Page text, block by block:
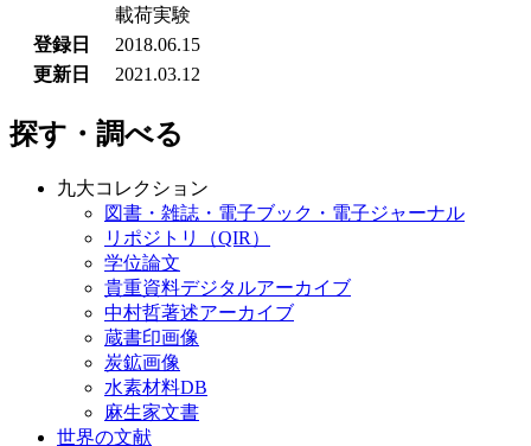
載荷実験
登録日
2018.06.15
更新日
2021.03.12
探す・調べる
九大コレクション
図書・雑誌・電子ブック・電子ジャーナル
リポジトリ（QIR）
学位論文
貴重資料デジタルアーカイブ
中村哲著述アーカイブ
蔵書印画像
炭鉱画像
水素材料DB
麻生家文書
世界の文献